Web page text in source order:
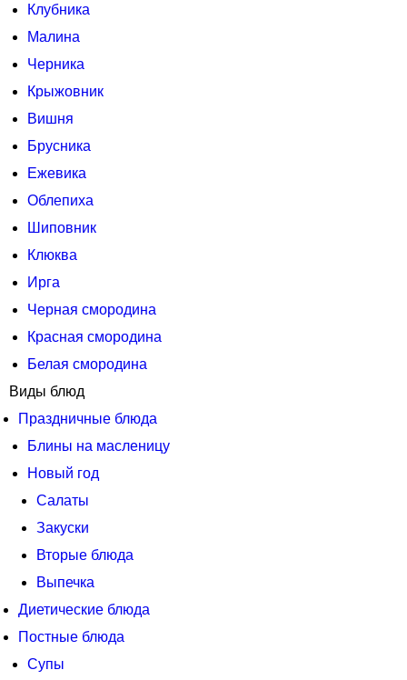
Клубника
Малина
Черника
Крыжовник
Вишня
Брусника
Ежевика
Облепиха
Шиповник
Клюква
Ирга
Черная смородина
Красная смородина
Белая смородина
Виды блюд
Праздничные блюда
Блины на масленицу
Новый год
Салаты
Закуски
Вторые блюда
Выпечка
Диетические блюда
Постные блюда
Супы